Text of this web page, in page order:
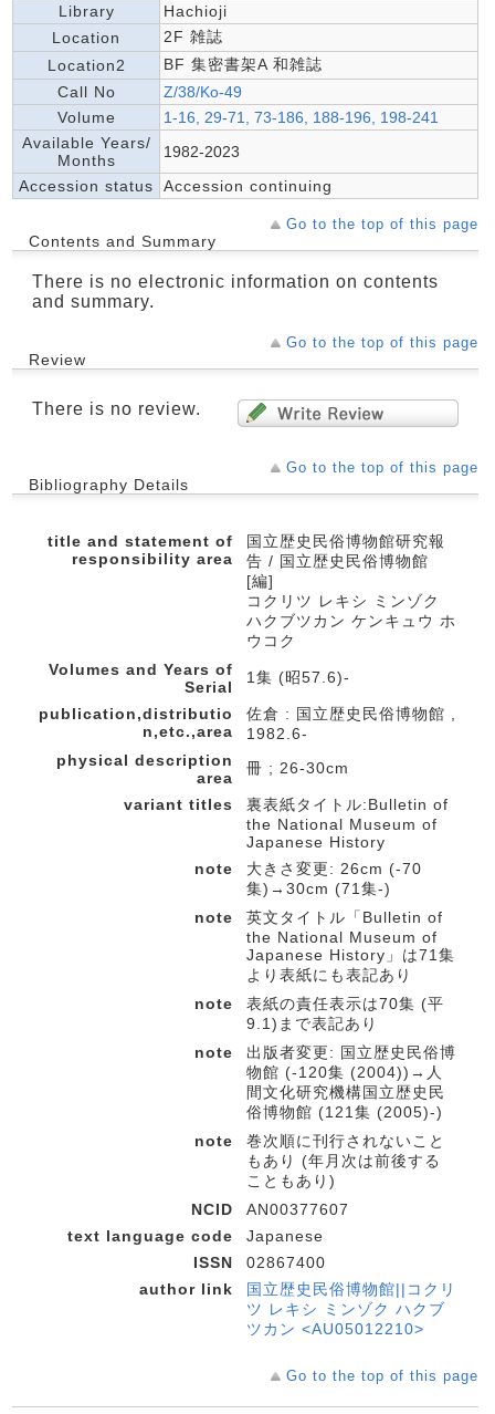
Library
Hachioji
Location
2F 雑誌
Location2
BF 集密書架A 和雑誌
Call No
Z/38/Ko-49
Volume
1-16, 29-71, 73-186, 188-196, 198-241
Available Years/
Months
1982-2023
Accession status
Accession continuing
Go to the top of this page
Contents and Summary
There is no electronic information on contents
and summary.
Go to the top of this page
Review
There is no review.
Go to the top of this page
Bibliography Details
title and statement of
responsibility area
国立歴史民俗博物館研究報
告 / 国立歴史民俗博物館
[編]
コクリツ レキシ ミンゾク
ハクブツカン ケンキュウ ホ
ウコク
Volumes and Years of
Serial
1集 (昭57.6)-
publication,distributio
n,etc.,area
佐倉 : 国立歴史民俗博物館 ,
1982.6-
physical description
area
冊 ; 26-30cm
variant titles
裏表紙タイトル:Bulletin of
the National Museum of
Japanese History
note
大きさ変更: 26cm (-70
集)→30cm (71集-)
note
英文タイトル「Bulletin of
the National Museum of
Japanese History」は71集
より表紙にも表記あり
note
表紙の責任表示は70集 (平
9.1)まで表記あり
note
出版者変更: 国立歴史民俗博
物館 (-120集 (2004))→人
間文化研究機構国立歴史民
俗博物館 (121集 (2005)-)
note
巻次順に刊行されないこと
もあり (年月次は前後する
こともあり)
NCID
AN00377607
text language code
Japanese
ISSN
02867400
author link
国立歴史民俗博物館||コクリ
ツ レキシ ミンゾク ハクブ
ツカン <AU05012210>
Go to the top of this page